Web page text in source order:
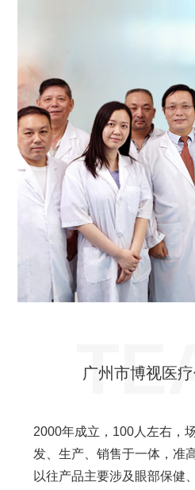
广州市博视医
2000年成立，100人左右，
发、生产、销售于一体，准
以往产品主要涉及眼部保健